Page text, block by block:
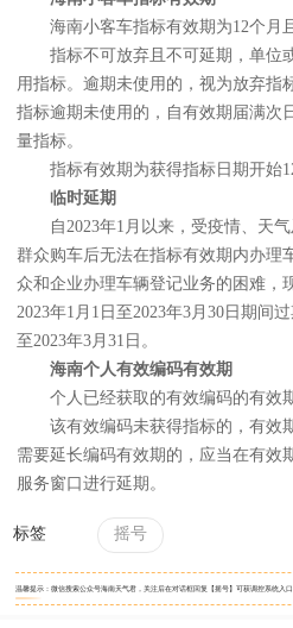
海南小客车指标有效期为12个月
指标不可放弃且不可延期，单位
用指标。逾期未使用的，视为放弃指
指标逾期未使用的，自有效期届满次
量指标。
指标有效期为获得指标日期开始
临时延期
自2023年1月以来，受疫情、天
群众购车后无法在指标有效期内办理
众和企业办理车辆登记业务的困难，
2023年1月1日至2023年3月30日期间
至2023年3月31日。
海南个人有效编码有效期
个人已经获取的有效编码的有效
该有效编码未获得指标的，有效
需要延长编码有效期的，应当在有效
服务窗口进行延期。
标签 摇号
温馨提示：微信搜索公众号海南天气君，关注后在对话框回复【摇号】可获调控系统入